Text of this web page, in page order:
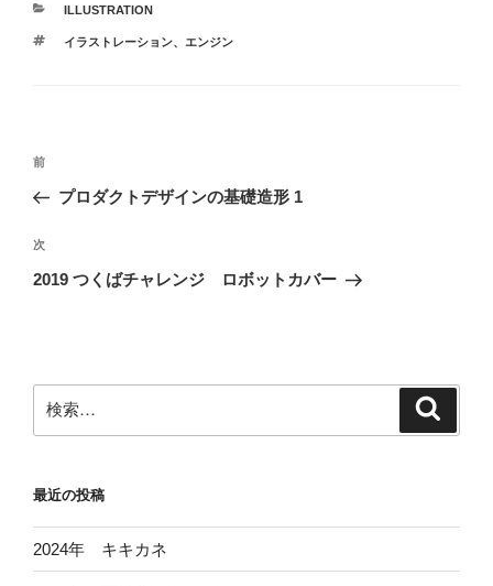
カ
ゴ
ILLUSTRATION
タ
イラストレーション、 エンジン
投
ナ
ビ
ゲ
ン
前
の
稿
前
プロダクトデザインの基礎造形 1
次
の
次
2019 つくばチャレンジ ロボットカバー
索:
最近の投稿
2024年 キキカネ